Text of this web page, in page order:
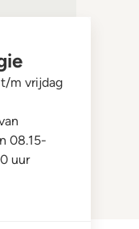
m vrijdag
08.15-
uur